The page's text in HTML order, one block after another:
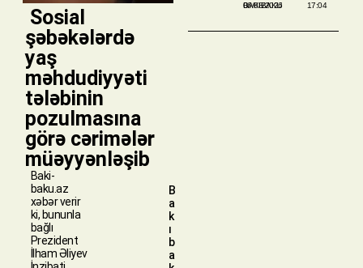
​ Sosial
şəbəkələrdə
yaş
məhdudiyyəti
tələbinin
pozulmasına
görə cərimələr
müəyyənləşib
Baki-
baku.az
xəbər verir
ki, bununla
bağlı
Prezident
İlham Əliyev
B
a
k
ı
b
a
BAKIBAKU
06/08/2026 17:04